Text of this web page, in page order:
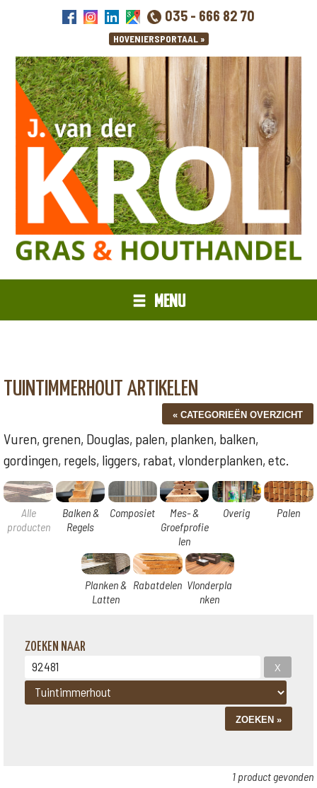
035 - 666 82 70
MENU
TUINTIMMERHOUT ARTIKELEN
Vuren, grenen, Douglas, palen, planken, balken,
gordingen, regels, liggers, rabat, vlonderplanken, etc.
Alle
producten
Balken &
Regels
Composiet
Mes- &
Groefprofie
len
Overig Palen
Planken &
Latten
Rabatdelen Vlonderpla
nken
ZOEKEN NAAR
1 product gevonden